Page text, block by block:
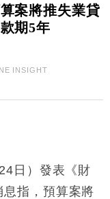
承認部分彈藥庫存緊
億美元押注未上市公
高 中期息增15%至
周仍升近2%
案將推失業貸
期5年
INSIGHT
日）發表《財
指，預算案將